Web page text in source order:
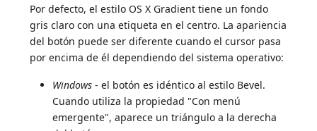
Por defecto, el estilo OS X Gradient tiene un fondo
gris claro con una etiqueta en el centro. La apariencia
del botón puede ser diferente cuando el cursor pasa
por encima de él dependiendo del sistema operativo:
Windows - el botón es idéntico al estilo Bevel.
Cuando utiliza la propiedad "Con menú
emergente", aparece un triángulo a la derecha